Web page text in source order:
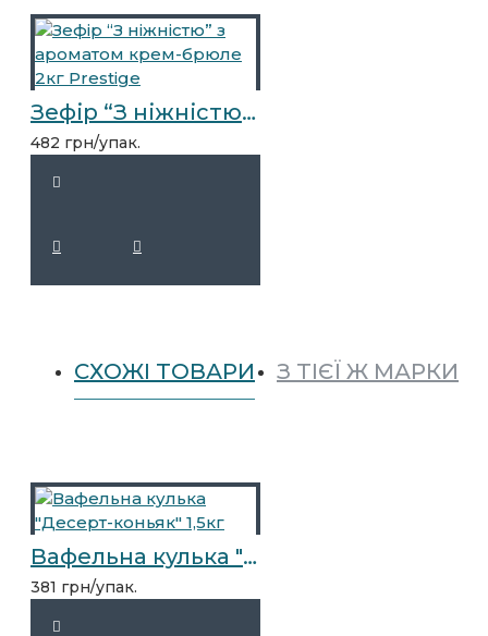
Зефір “З ніжністю” з ароматом крем-брюле 2кг Prestige
482 грн/упак.
СХОЖІ ТОВАРИ З ТІЄЇ Ж МАРКИ
Вафельна кулька "Десерт-коньяк" 1,5кг
381 грн/упак.